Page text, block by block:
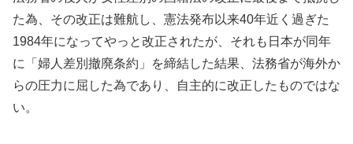
た為、その改正は難航し、憲法発布以来40年近く過ぎた
1984年になってやっと改正されたが、それも日本が同年
に「婦人差別撤廃条約」を締結した結果、法務省が海外か
らの圧力に屈した為であり、自主的に改正したものではな
い。